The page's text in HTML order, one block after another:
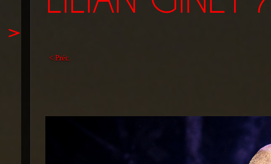
< Préc.